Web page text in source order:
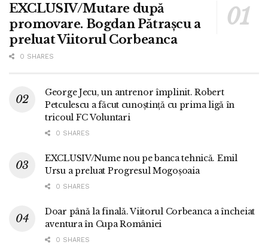
EXCLUSIV/Mutare după
promovare. Bogdan Pătrașcu a
preluat Viitorul Corbeanca
0 SHARES
George Jecu, un antrenor împlinit. Robert
Petculescu a făcut cunoștință cu prima ligă în
tricoul FC Voluntari
0 SHARES
EXCLUSIV/Nume nou pe banca tehnică. Emil
Ursu a preluat Progresul Mogoșoaia
0 SHARES
Doar până la finală. Viitorul Corbeanca a încheiat
aventura în Cupa României
0 SHARES